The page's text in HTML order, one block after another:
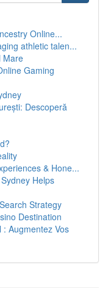
Online...
athletic talen...
Mare
Gaming
Descoperă
& Hone...
Helps
Strategy
Destination
Augmentez Vos